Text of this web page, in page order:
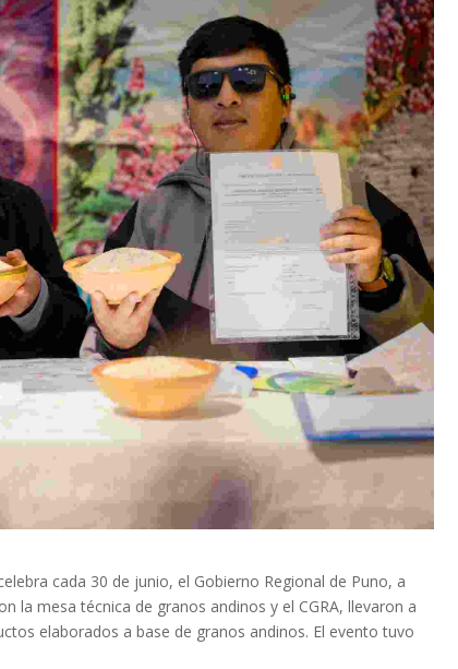
cada 30 de junio, el Gobierno Regional de Puno, a
la mesa técnica de granos andinos y el CGRA, llevaron a
elaborados a base de granos andinos. El evento tuvo